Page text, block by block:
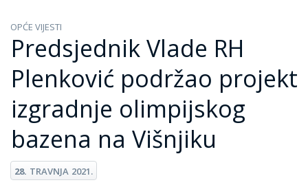
OPĆE VIJESTI
Predsjednik Vlade RH
Plenković podržao projekt
izgradnje olimpijskog
bazena na Višnjiku
28. TRAVNJA 2021.